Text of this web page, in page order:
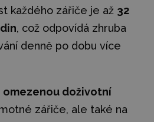
každého zářiče je až 32
, což odpovídá zhruba
denně po dobu více
omezenou doživotní
zářiče, ale také na